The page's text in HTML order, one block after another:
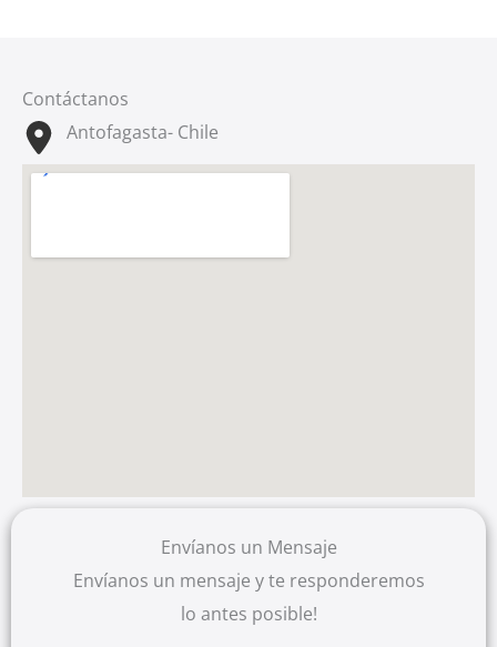
Contáctanos
Antofagasta- Chile
Envíanos un Mensaje
Envíanos un mensaje y te responderemos
lo antes posible!